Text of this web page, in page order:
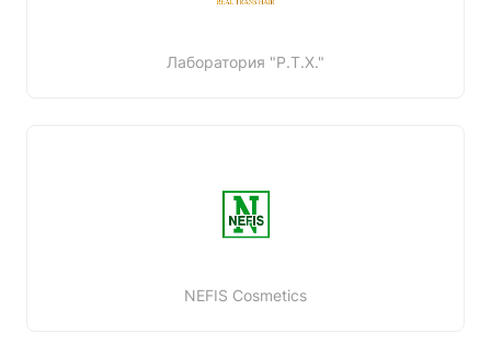
Лаборатория "Р.Т.Х."
NEFIS Cosmetics